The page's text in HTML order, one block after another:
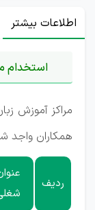
اطلاعات بیشتر
استخدام
مراکز آموزش
همکاران واجد
ردیف